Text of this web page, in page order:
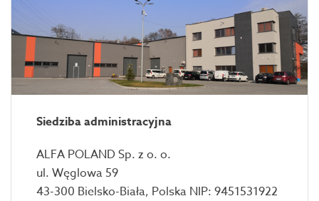
Siedziba administracyjna
ALFA POLAND Sp. z o. o.
ul. Węglowa 59
43-300 Bielsko-Biała, Polska NIP: 9451531922